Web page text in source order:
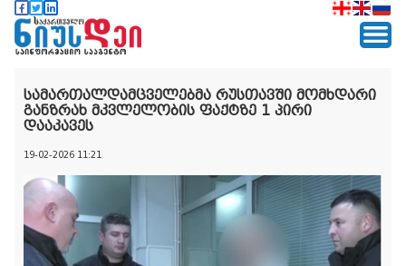
სამართალდამცველებმა რუსთავში მომხდარი
განზრახ მკვლელობის ფაქტზე 1 პირი
დააკავეს
19-02-2026 11:21